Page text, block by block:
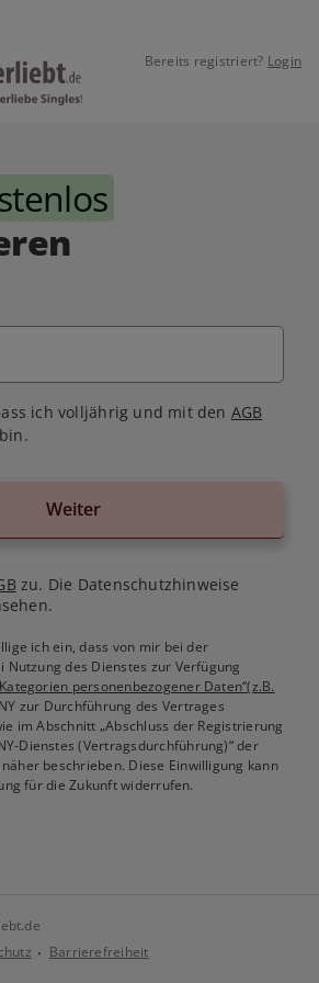
Bereits registriert? Login
ich volljährig und mit den AGB
Weiter
zu. Die Datenschutzhinweise
ich ein, dass von mir bei der
Nutzung des Dienstes zur Verfügung
personenbezogener Daten“(z.B.
zur Durchführung des Vertrages
im Abschnitt „Abschluss der Registrierung
Dienstes (Vertragsdurchführung)“ der
näher beschrieben. Diese Einwilligung kann
für die Zukunft widerrufen.
Barrierefreiheit